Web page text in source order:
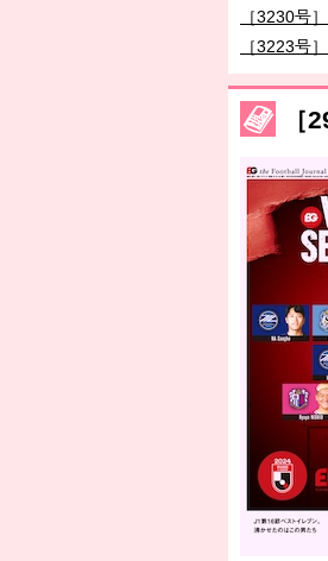
［3230号
［3223号
［3222号
長谷川 ア
［